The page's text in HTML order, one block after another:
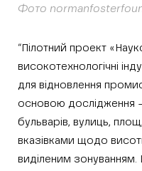
Фото
“Пілотний проект
високотехнологічні
для відновлення
основою дослідження
бульварів, вулиць,
вказівками щодо
виділеним зонуванням.